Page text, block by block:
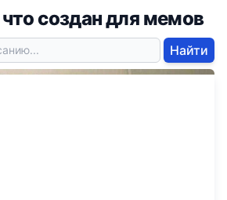
создан для мемов
Найти